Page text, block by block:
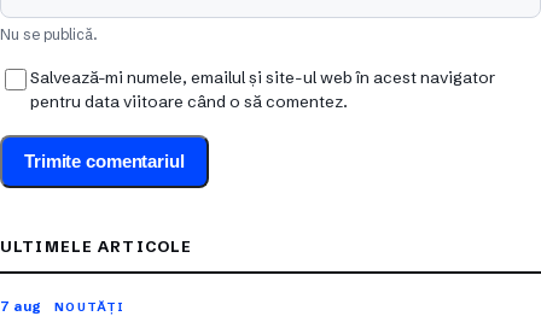
Nu se publică.
Salvează-mi numele, emailul și site-ul web în acest navigator
pentru data viitoare când o să comentez.
ULTIMELE ARTICOLE
7 aug NOUTĂȚI